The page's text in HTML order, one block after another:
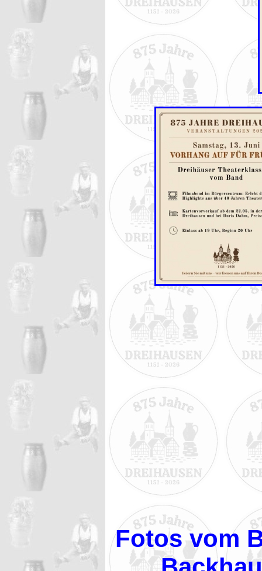
Fotos vom